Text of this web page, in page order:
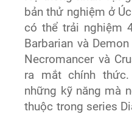
bản thử nghiệm ở
có thể trải nghiệm
Barbarian và
Necromancer và
ra mắt chính
những kỹ năng mà
thuộc trong series